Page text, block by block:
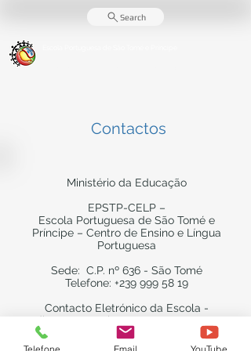
Search
Contactos
Ministério da Educação
EPSTP-CELP –
Escola Portuguesa de São Tomé e
Príncipe – Centro de Ensino e Língua
Portuguesa
Sede: C.P. nº 636 - São Tomé
Telefone: +239 999 58 19
Contacto Eletrónico da Escola -
direcao@escolaportuguesastp.com
Telefone Email YouTube